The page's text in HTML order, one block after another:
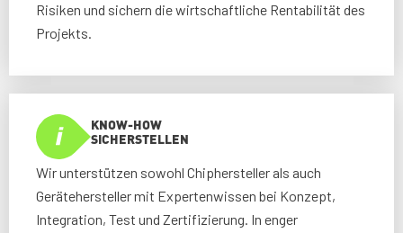
Risiken und sichern die wirtschaftliche Rentabilität des
Projekts.
KNOW-HOW
SICHERSTELLEN
Wir unterstützen sowohl Chiphersteller als auch
Gerätehersteller mit Expertenwissen bei Konzept,
Integration, Test und Zertifizierung. In enger